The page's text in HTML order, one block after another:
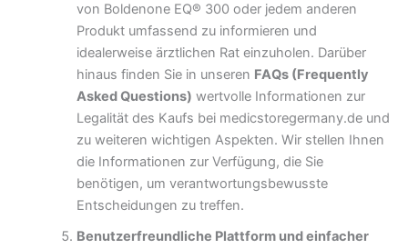
von Boldenone EQ® 300 oder jedem anderen
Produkt umfassend zu informieren und
idealerweise ärztlichen Rat einzuholen. Darüber
hinaus finden Sie in unseren FAQs (Frequently
Asked Questions) wertvolle Informationen zur
Legalität des Kaufs bei medicstoregermany.de und
zu weiteren wichtigen Aspekten. Wir stellen Ihnen
die Informationen zur Verfügung, die Sie
benötigen, um verantwortungsbewusste
Entscheidungen zu treffen.
Benutzerfreundliche Plattform und einfacher